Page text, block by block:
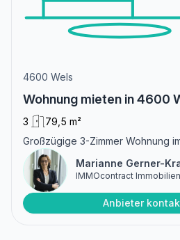
4600 Wels
Wohnung mieten in 4600
3
79,5 m²
Großzügige 3-Zimmer Wohnung
Marianne Gerner-
IMMOcontract
Anbieter